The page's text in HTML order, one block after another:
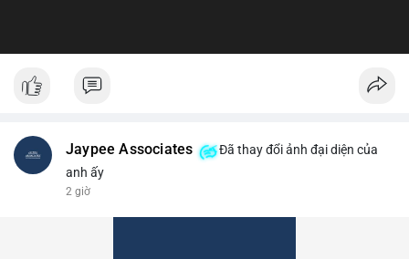
Jaypee Associates
Đã thay đổi ảnh đại diện của
anh ấy
2 giờ